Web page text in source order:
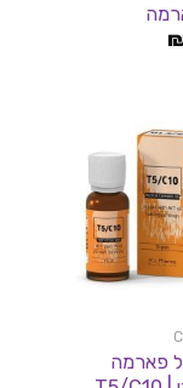
פארמה